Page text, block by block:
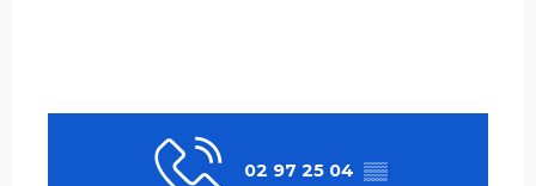
02 97 25 04 ▒▒